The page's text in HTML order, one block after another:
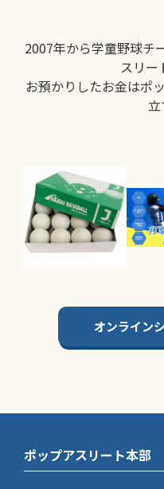
2007年から学童野球チ
スリー
お預かりしたお金はポ
立
オンライン
ポップアスリート本部